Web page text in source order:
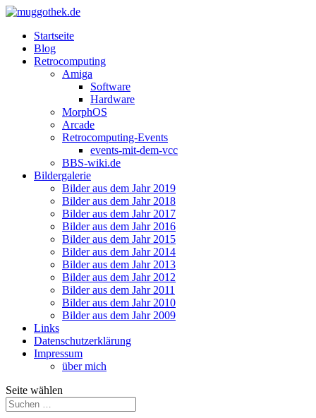
Startseite
Blog
Retrocomputing
Amiga
Software
Hardware
MorphOS
Arcade
Retrocomputing-Events
events-mit-dem-vcc
BBS-wiki.de
Bildergalerie
Bilder aus dem Jahr 2019
Bilder aus dem Jahr 2018
Bilder aus dem Jahr 2017
Bilder aus dem Jahr 2016
Bilder aus dem Jahr 2015
Bilder aus dem Jahr 2014
Bilder aus dem Jahr 2013
Bilder aus dem Jahr 2012
Bilder aus dem Jahr 2011
Bilder aus dem Jahr 2010
Bilder aus dem Jahr 2009
Links
Datenschutzerklärung
Impressum
über mich
Seite wählen